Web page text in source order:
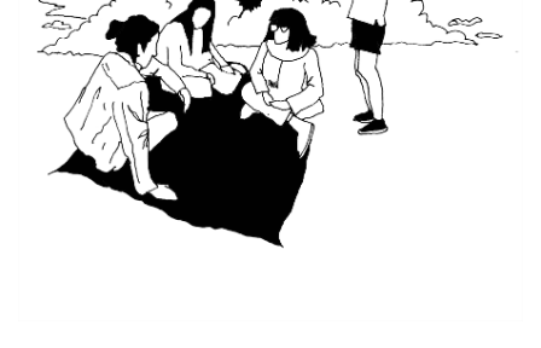
I Campus Arte Turismo